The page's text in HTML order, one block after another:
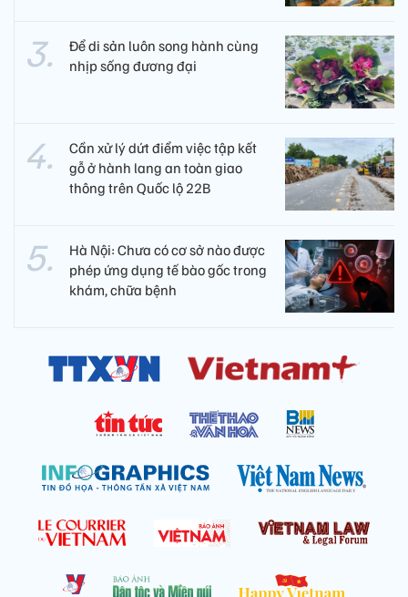
Để di sản luôn song hành cùng
nhịp sống đương đại
Cần xử lý dứt điểm việc tập kết
gỗ ở hành lang an toàn giao
thông trên Quốc lộ 22B
Hà Nội: Chưa có cơ sở nào được
phép ứng dụng tế bào gốc trong
khám, chữa bệnh